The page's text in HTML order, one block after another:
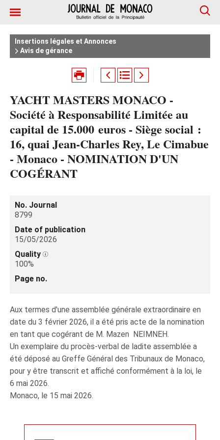
Insertions légales et Annonces
Avis de gérance
YACHT MASTERS MONACO -
Société à Responsabilité Limitée au
capital de 15.000 euros - Siège social :
16, quai Jean-Charles Rey, Le Cimabue
- Monaco - NOMINATION D'UN
COGÉRANT
No. Journal
8799
Date of publication
15/05/2026
Quality
100%
Page no.
Aux termes d'une assemblée générale extraordinaire en
date du 3 février 2026, il a été pris acte de la nomination
en tant que cogérant de M. Mazen NEIMNEH.
Un exemplaire du procès-verbal de ladite assemblée a
été déposé au Greffe Général des Tribunaux de Monaco,
pour y être transcrit et affiché conformément à la loi, le
6 mai 2026.
Monaco, le 15 mai 2026.